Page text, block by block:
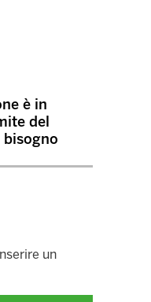
è in
del
bisogno
un